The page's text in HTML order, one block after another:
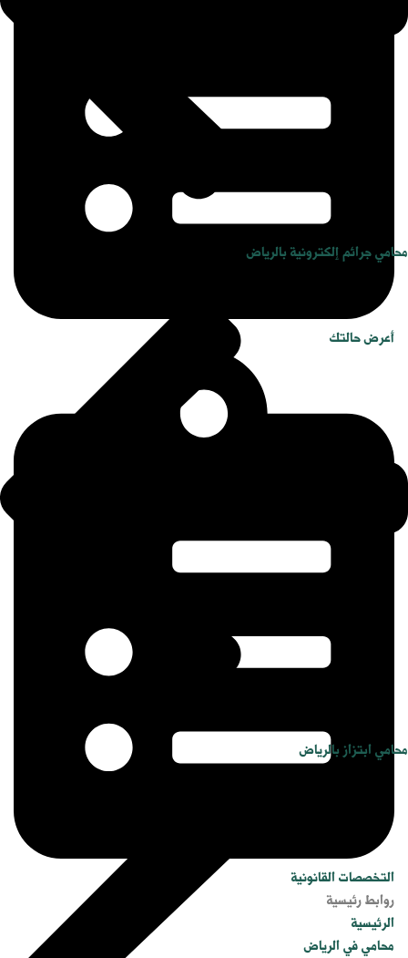
محامي جرائم إلكترونية بالرياض
محامي ابتزاز بالرياض
أعرض حالتك
التخصصات القانونية
روابط رئيسية
الرئيسية
محامي في الرياض